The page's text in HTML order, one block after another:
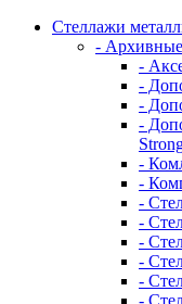
Стеллажи
- Архивные
-
-
-
-
-
-
-
-
-
-
-
-